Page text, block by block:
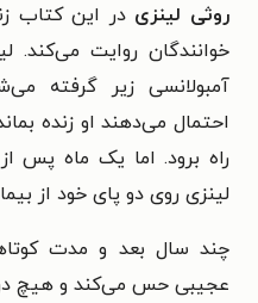
روثی لینزی در این کتاب
خوانندگان روایت می‌کند.
آمبولانسی زیر گرفته
احتمال می‌دهند او زنده
راه برود. اما یک ماه پس
لینزی روی دو پای خود از
چند سال بعد و مدت
عجیبی حس می‌کند و هیچ